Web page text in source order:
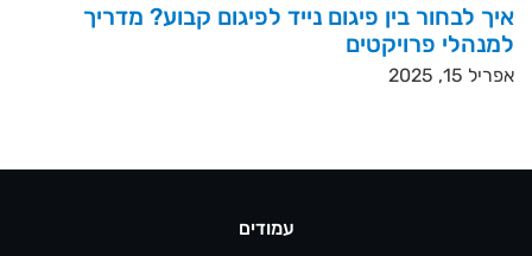
איך לבחור בין פיגום נייד לפיגום קבוע? מדריך
למנהלי פרויקטים
אפריל 15, 2025
עמודים